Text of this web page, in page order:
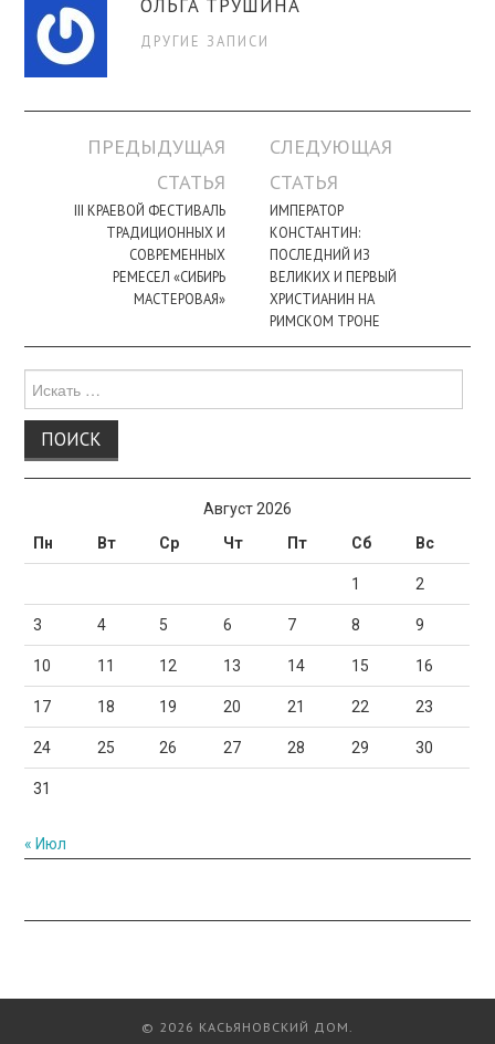
ОЛЬГА ТРУШИНА
ДРУГИЕ ЗАПИСИ
Навигация
записи
ПРЕДЫДУЩАЯ
СТАТЬЯ
III КРАЕВОЙ ФЕСТИВАЛЬ
ТРАДИЦИОННЫХ И
СОВРЕМЕННЫХ
РЕМЕСЕЛ «СИБИРЬ
МАСТЕРОВАЯ»
СЛЕДУЮЩАЯ
СТАТЬЯ
ИМПЕРАТОР
КОНСТАНТИН:
ПОСЛЕДНИЙ ИЗ
ВЕЛИКИХ И ПЕРВЫЙ
ХРИСТИАНИН НА
РИМСКОМ ТРОНЕ
для:
Август 2026
Пн
Вт Ср Чт Пт Сб Вс
1 2
3 4 5 6 7 8 9
10 11 12 13 14 15 16
17 18 19 20 21 22 23
24 25 26 27 28 29 30
31
« Июл
© 2026 КАСЬЯНОВСКИЙ ДОМ.